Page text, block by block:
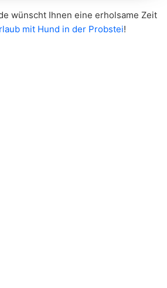
wünscht Ihnen eine erholsame Zeit
mit Hund in der Probstei!